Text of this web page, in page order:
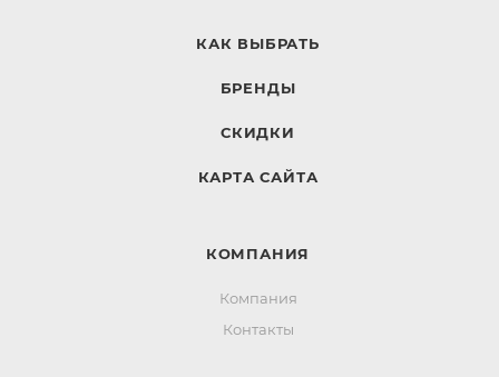
КАК ВЫБРАТЬ
БРЕНДЫ
СКИДКИ
КАРТА САЙТА
КОМПАНИЯ
Компания
Контакты